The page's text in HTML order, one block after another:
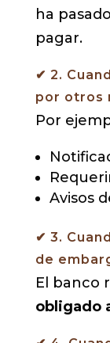
ha
pagar.
✔ 2.
por otros
Por
Avisos
✔ 3.
de
El banco
obligado